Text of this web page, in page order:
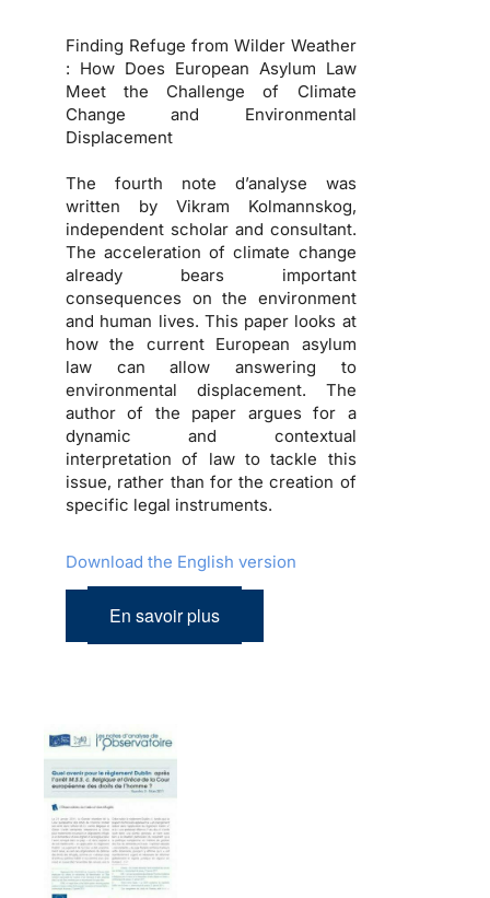
Finding Refuge from Wilder Weather
: How Does European Asylum Law
Meet the Challenge of Climate
Change and Environmental
Displacement
The fourth note d’analyse was
written by Vikram Kolmannskog,
independent scholar and consultant.
The acceleration of climate change
already bears important
consequences on the environment
and human lives. This paper looks at
how the current European asylum
law can allow answering to
environmental displacement. The
author of the paper argues for a
dynamic and contextual
interpretation of law to tackle this
issue, rather than for the creation of
specific legal instruments.
Download the English version
En savoir plus